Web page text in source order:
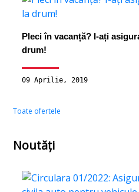
Pleci în vacanță? I-ați
drum!
09 Aprilie, 2019
Toate ofertele
Noutăți